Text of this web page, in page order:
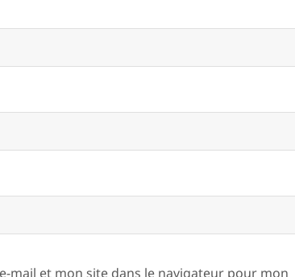
mail et mon site dans le navigateur pour mon